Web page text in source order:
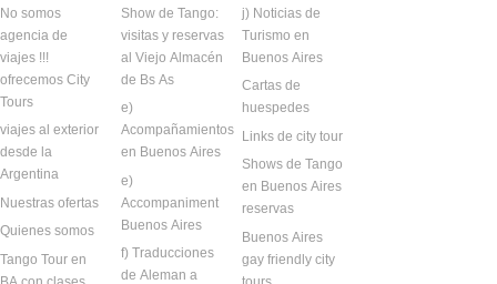
No somos
agencia de
viajes !!!
ofrecemos City
Tours
viajes al exterior
desde la
Argentina
Nuestras ofertas
Quienes somos
Tango Tour en
Show de Tango:
visitas y reservas
al Viejo Almacén
de Bs As
e)
Acompañamientos
en Buenos Aires
e)
Accompaniment
Buenos Aires
f) Traducciones
de Aleman a
j) Noticias de
Turismo en
Buenos Aires
Cartas de
huespedes
Links de city tour
Shows de Tango
en Buenos Aires
reservas
Buenos Aires
gay friendly city